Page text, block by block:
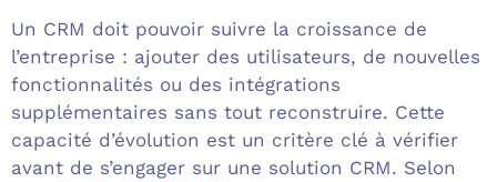
Un CRM doit pouvoir suivre la croissance de
l’entreprise : ajouter des utilisateurs, de nouvelles
fonctionnalités ou des intégrations
supplémentaires sans tout reconstruire. Cette
capacité d’évolution est un critère clé à vérifier
avant de s’engager sur une solution CRM. Selon